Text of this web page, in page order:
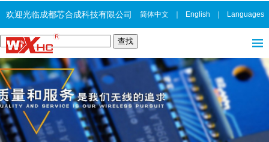
欢迎光临成都芯合成科技有限公司 简体中文 English Languages